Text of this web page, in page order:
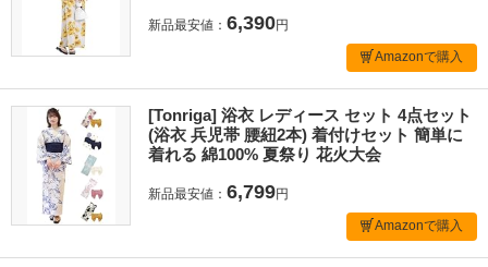
新品最安値： 6,390円
Amazonで購入
[Tonriga] 浴衣 レディース セット 4点セット
(浴衣 兵児帯 腰紐2本) 着付けセット 簡単に
着れる 綿100% 夏祭り 花火大会
新品最安値： 6,799円
Amazonで購入